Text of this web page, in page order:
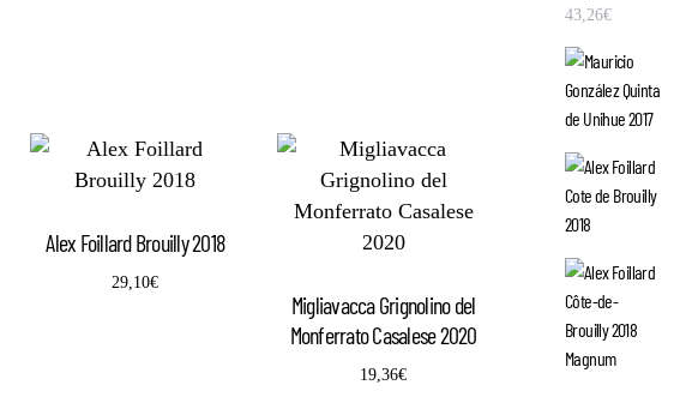
Alex Foillard Brouilly 2018
29,10€
Migliavacca Grignolino del
Monferrato Casalese 2020
19,36€
43,26€